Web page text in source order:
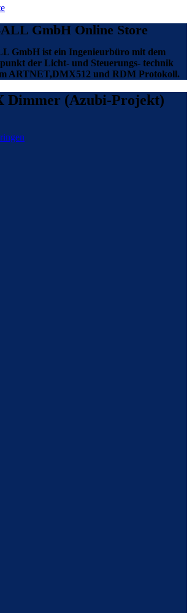
GmbH Online Store
GmbH ist ein Ingenieurbüro mit dem
der Licht- und Steuerungs- technik
ARTNET,DMX512 und RDM Protokoll.
Dimmer (Azubi-Projekt)